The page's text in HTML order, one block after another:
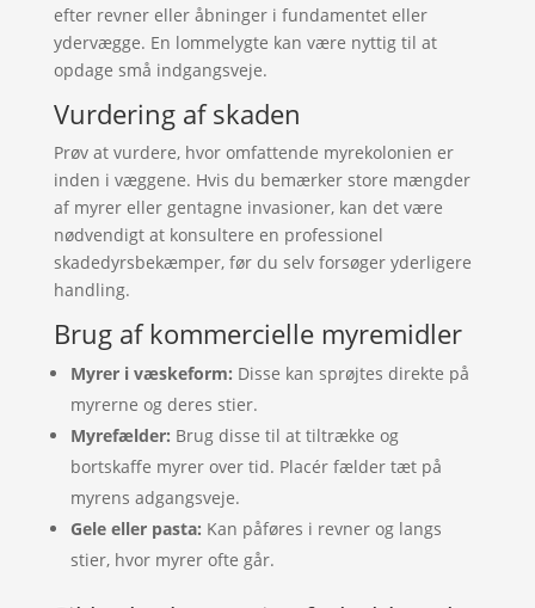
efter revner eller åbninger i fundamentet eller
ydervægge. En lommelygte kan være nyttig til at
opdage små indgangsveje.
Vurdering af skaden
Prøv at vurdere, hvor omfattende myrekolonien er
inden i væggene. Hvis du bemærker store mængder
af myrer eller gentagne invasioner, kan det være
nødvendigt at konsultere en professionel
skadedyrsbekæmper, før du selv forsøger yderligere
handling.
Brug af kommercielle myremidler
Myrer i væskeform: Disse kan sprøjtes direkte på
myrerne og deres stier.
Myrefælder: Brug disse til at tiltrække og
bortskaffe myrer over tid. Placér fælder tæt på
myrens adgangsveje.
Gele eller pasta: Kan påføres i revner og langs
stier, hvor myrer ofte går.